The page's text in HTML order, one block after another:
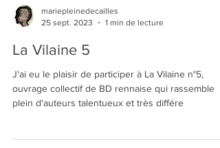
25 sept. 2023
La Vilaine 5
J'ai eu le plaisir de participer à La Vilaine n°5,
ouvrage collectif de BD rennaise qui rassemble